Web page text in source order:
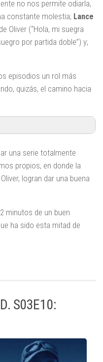
no nos permite odiarla,
constante molestia; Lance
Oliver (“Hola, mi suegra
por partida doble”) y;
episodios un rol más
quizás, el camino hacia
una serie totalmente
propios, en donde la
logran dar una buena
minutos de un buen
ha sido esta mitad de
S03E10: